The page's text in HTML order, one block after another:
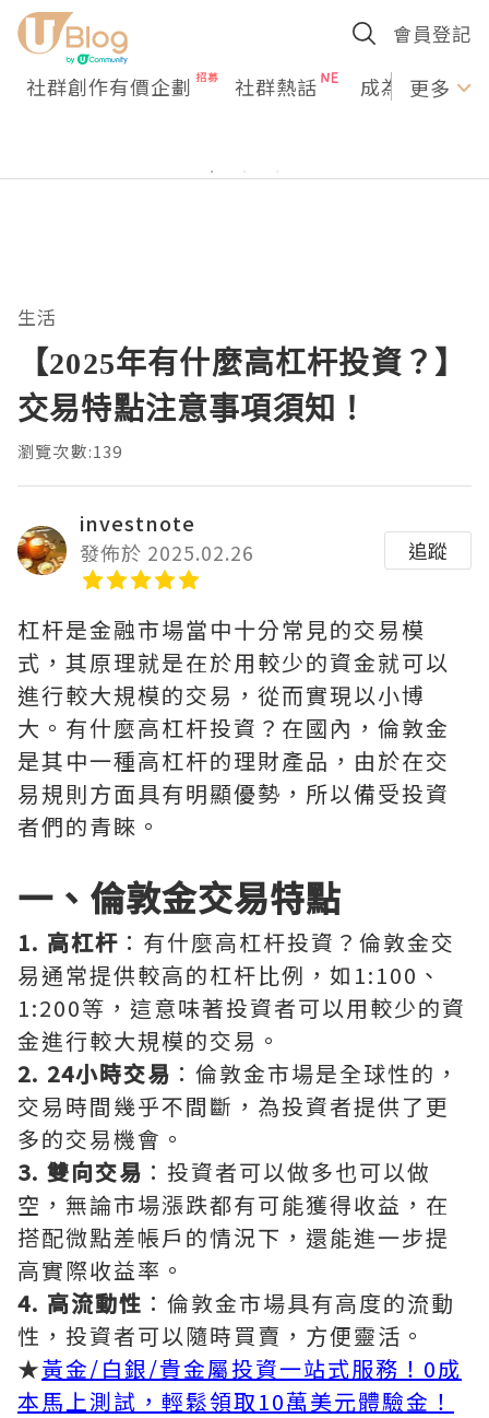
會員登記
社群創作有價企劃 社群熱話 成為U更多
生活
【2025年有什麼高杠杆投資？】
交易特點注意事項須知！
瀏覽次數:139
investnote
發佈於 2025.02.26
追蹤
杠杆是金融市場當中十分常見的交易模
式，其原理就是在於用較少的資金就可以
進行較大規模的交易，從而實現以小博
大。有什麼高杠杆投資？在國內，倫敦金
是其中一種高杠杆的理財產品，由於在交
易規則方面具有明顯優勢，所以備受投資
者們的青睞。
一、倫敦金交易特點
1. 高杠杆 ：有什麼高杠杆投資？倫敦金交
易通常提供較高的杠杆比例，如1:100、
1:200等，這意味著投資者可以用較少的資
金進行較大規模的交易。
2. 24小時交易 ：倫敦金市場是全球性的，
交易時間幾乎不間斷，為投資者提供了更
多的交易機會。
3. 雙向交易 ：投資者可以做多也可以做
空，無論市場漲跌都有可能獲得收益，在
搭配微點差帳戶的情況下，還能進一步提
高實際收益率。
4. 高流動性 ：倫敦金市場具有高度的流動
性，投資者可以隨時買賣，方便靈活。
★黃金/白銀/貴金屬投資一站式服務！0成
本馬上測試，輕鬆領取10萬美元體驗金！